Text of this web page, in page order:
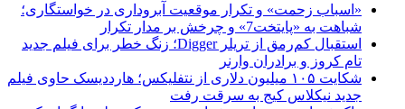
«اسباب زحمت» و تکرار موقعیت آبروداری در خواستگاری؛
شباهت به «پایتخت7» و چرخش بر مدار تکرار
استقبال کم‌رمق از تریلر Digger؛ زنگ خطر برای فیلم جدید
تام کروز و برادران وارنر
شکایت ۱۰۵ میلیون دلاری از نتفلیکس؛ هارددیسک حاوی فیلم
جدید نیکلاس کیج به سرقت رفت